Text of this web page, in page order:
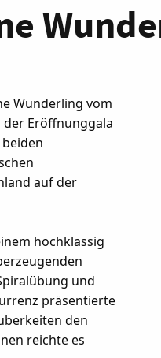
Wunderling vom
der Eröffnunggala
auf der
hochklassig
und
präsentierte
den
reichte es